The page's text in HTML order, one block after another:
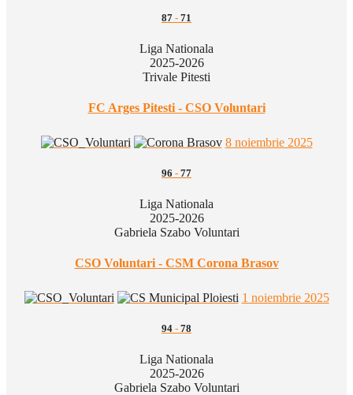
87 - 71
Liga Nationala
2025-2026
Trivale Pitesti
FC Arges Pitesti - CSO Voluntari
8 noiembrie 2025
96 - 77
Liga Nationala
2025-2026
Gabriela Szabo Voluntari
CSO Voluntari - CSM Corona Brasov
1 noiembrie 2025
94 - 78
Liga Nationala
2025-2026
Gabriela Szabo Voluntari